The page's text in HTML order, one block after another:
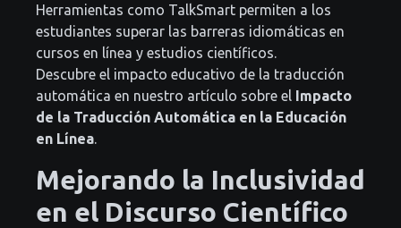
Herramientas como TalkSmart permiten a los
estudiantes superar las barreras idiomáticas en
cursos en línea y estudios científicos.
Descubre el impacto educativo de la traducción
automática en nuestro artículo sobre el Impacto
de la Traducción Automática en la Educación
en Línea
Mejorando la Inclusividad
en el Discurso Científico